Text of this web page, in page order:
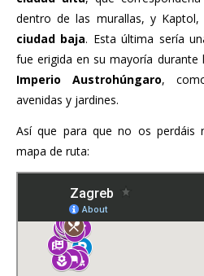
dentro de las murallas, y
ciudad baja. Esta última sería
fue erigida en su mayoría durante
Imperio Austrohúngaro,
avenidas y jardines.
Así que para que no os perdáis
mapa de ruta: